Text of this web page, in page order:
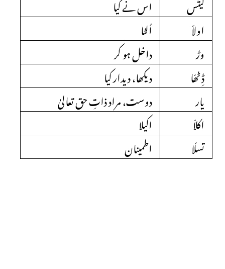
اولاّ
اُلٹا
وڑ
داخل ہو کر
ڈِٹھّا
دیکھا، دیدار کیا
یار
دوست، مراد ذاتِ حق تعالیٰ
اکلاّ
اکیلا
تسلّا
اطمینان